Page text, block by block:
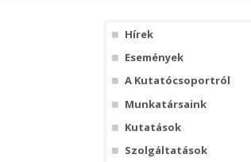
Hírek
Események
A Kutatócsoportról
Munkatársaink
Kutatások
Szolgáltatások